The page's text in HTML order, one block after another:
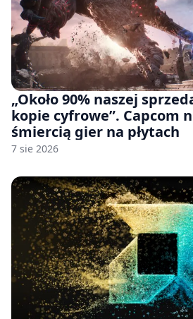
„Około 90% naszej
kopie cyfrowe”. Capcom
śmiercią gier na płytach
7 sie 2026